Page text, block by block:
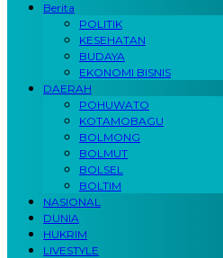
Berita
POLITIK
KESEHATAN
BUDAYA
EKONOMI BISNIS
DAERAH
POHUWATO
KOTAMOBAGU
BOLMONG
BOLMUT
BOLSEL
BOLTIM
NASIONAL
DUNIA
HUKRIM
LIVESTYLE